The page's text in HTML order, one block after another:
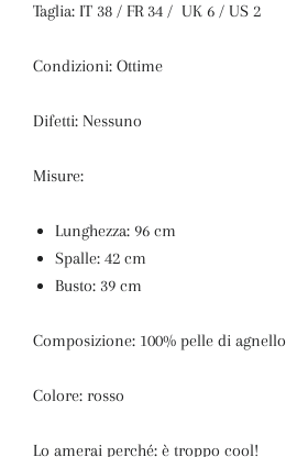
Taglia: IT 38 / FR 34 / UK 6 / US 2
Condizioni: Ottime
Difetti: Nessuno
Misure:
Lunghezza: 96 cm
Spalle: 42 cm
Busto: 39 cm
Composizione: 100% pelle di agnello
Colore: rosso
Lo amerai perché: è troppo cool!